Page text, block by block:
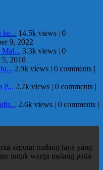
ke... 14.5k views | 0
9, 2022
Mal... 3.3k views | 0
5, 2018
2.9k views | 0 comments |
P... 2.7k views | 0 comments |
2.6k views | 0 comments |
seputar malang raya yang
untuk warga malang pada